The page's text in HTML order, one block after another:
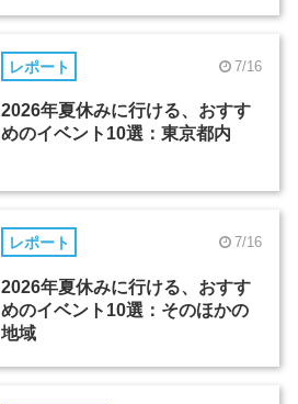
レポート 7/16
2026年夏休みに行ける、おすす
めのイベント10選：東京都内
レポート 7/16
2026年夏休みに行ける、おすす
めのイベント10選：そのほかの
地域